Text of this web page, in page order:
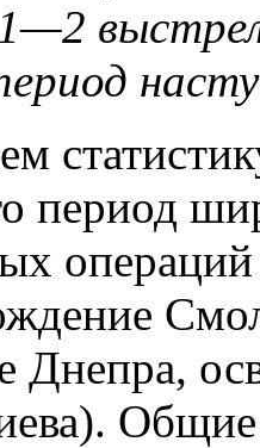
период
Днепра,
Общие